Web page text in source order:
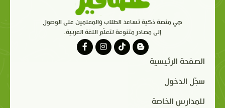
هي منصة ذكية تساعد الطلاب والمعلمين على الوصول
إلى مصادر متنوعة لتعلّم اللغة العربية.
الصفحة الرئيسية
سجّل الدخول
للمدارس الخاصة